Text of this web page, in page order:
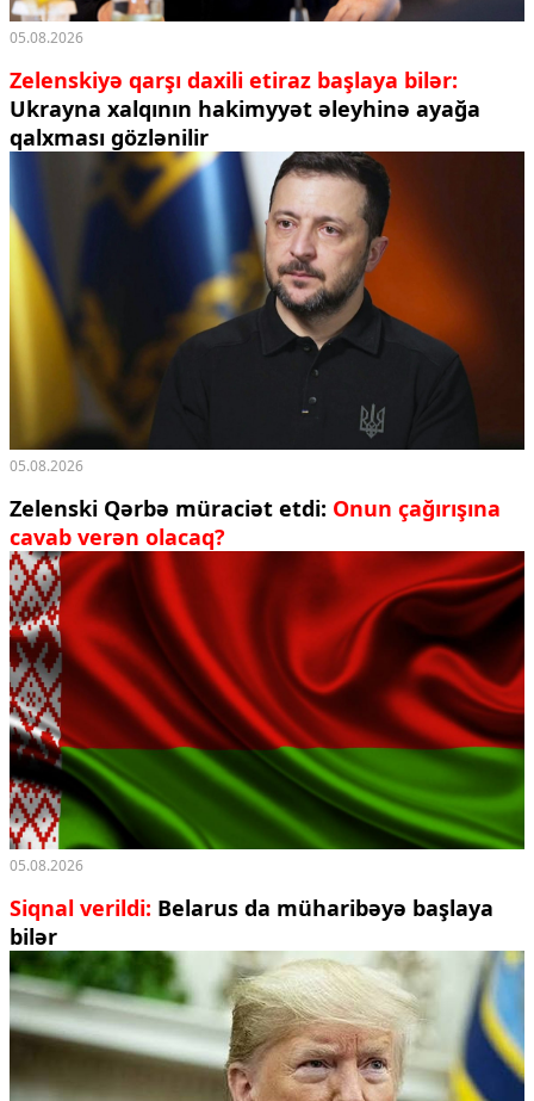
05.08.2026
Zelenskiyə qarşı daxili etiraz başlaya bilər:
Ukrayna xalqının hakimyyət əleyhinə ayağa
qalxması gözlənilir
05.08.2026
Zelenski Qərbə müraciət etdi: Onun çağırışına
cavab verən olacaq?
05.08.2026
Siqnal verildi: Belarus da müharibəyə başlaya
bilər